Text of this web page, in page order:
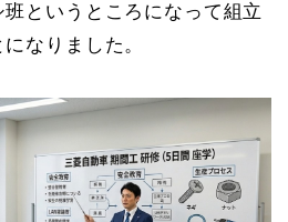
というところになって組立
なりました。